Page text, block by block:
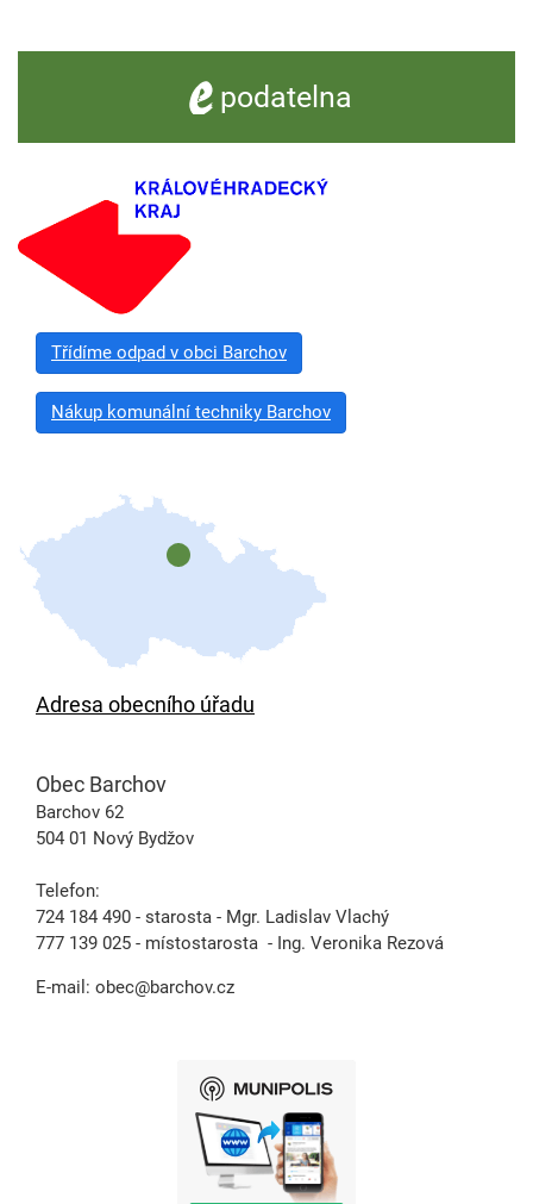
e -podatelna
Třídíme odpad v obci Barchov
Nákup komunální techniky Barchov
Adresa obecního úřadu
Obec Barchov
Barchov 62
504 01 Nový Bydžov
Telefon:
724 184 490 - starosta - Mgr. Ladislav Vlachý
777 139 025 - místostarosta - Ing. Veronika Rezová
E-mail: obec@barchov.cz